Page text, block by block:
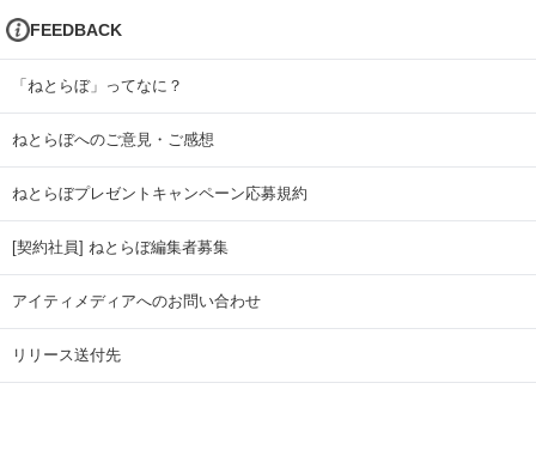
FEEDBACK
「ねとらぼ」ってなに？
ねとらぼへのご意見・ご感想
ねとらぼプレゼントキャンペーン応募規約
[契約社員] ねとらぼ編集者募集
アイティメディアへのお問い合わせ
リリース送付先